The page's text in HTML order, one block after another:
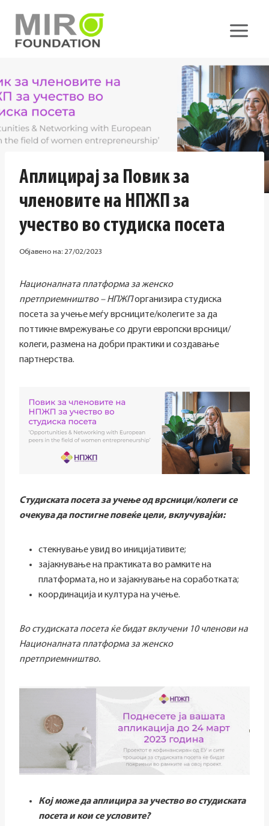
content
Аплицирај за Повик за
членовите на НПЖП за
учество во студиска посета
Објавено на: 27/02/2023
Националната платформа за женско
претприемништво – НПЖПорганизира студиска
посета за учење меѓу врсниците/колегите за да
поттикне вмрежување со други европски врсници/
колеги, размена на добри практики и создавање
партнерства.
Студиската посета за учење од врсници/колеги се
очекува да постигне повеќе цели, вклучувајќи:
стекнување увид во иницијативите;
зајакнување на практиката во рамките на
платформата, но и зајакнување на соработката;
координација и култура на учење.
Во студиската посета ќе бидат вклучени 10 членови на
Националната платформа за женско
претприемништво.
Кој може да аплицира за учество во студиската
посета и кои се условите?